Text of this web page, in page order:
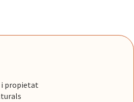
i propietat